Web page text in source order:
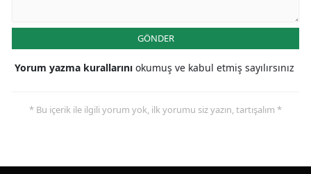
GÖNDER
Yorum yazma kurallarını okumuş ve kabul etmiş sayılırsınız
* Bu içerik ile ilgili yorum yok, ilk yorumu siz yazın, tartışalım *